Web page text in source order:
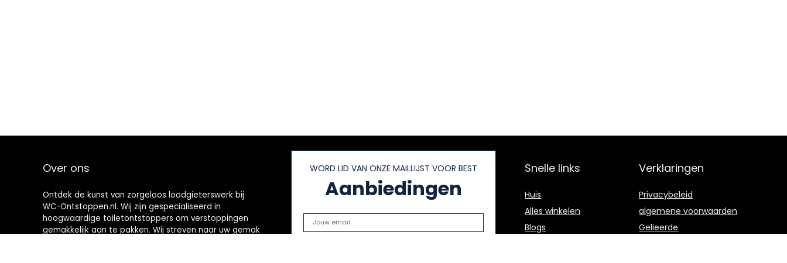
Over ons
Ontdek de kunst van zorgeloos loodgieterswerk bij
WC-Ontstoppen.nl. Wij zijn gespecialiseerd in
hoogwaardige toiletontstoppers om verstoppingen
gemakkelijk aan te pakken. Wij streven naar uw gemak
WORD LID VAN ONZE MAILLIJST VOOR BEST
Aanbiedingen
Snelle links
Huis
Alles winkelen
Blogs
Verklaringen
Privacybeleid
algemene voorwaarden
Gelieerde
openbaarmaking